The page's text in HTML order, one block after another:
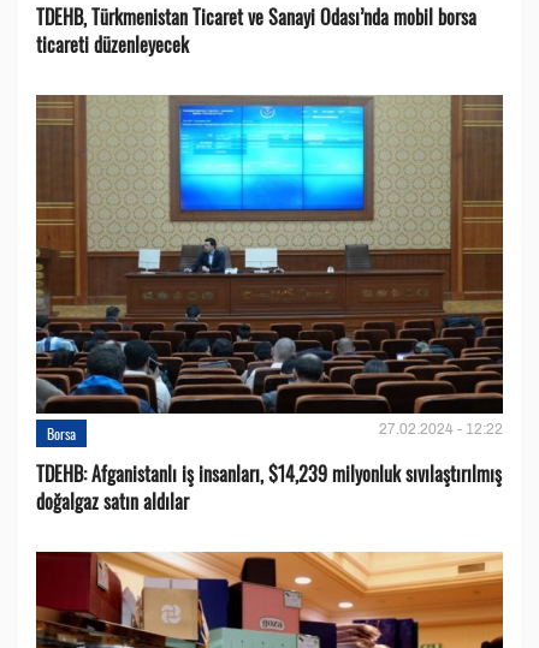
TDEHB, Türkmenistan Ticaret ve Sanayi Odası’nda mobil borsa
ticareti düzenleyecek
Borsa 27.02.2024 - 12:22
TDEHB: Afganistanlı iş insanları, $14,239 milyonluk sıvılaştırılmış
doğalgaz satın aldılar